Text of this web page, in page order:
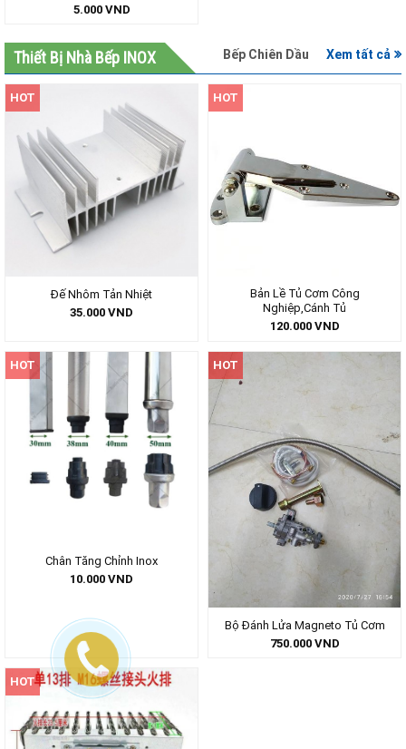
5.000 VND
Thiết Bị Nhà Bếp INOX Bếp Chiên Dầu Xem tất cả
HOT
Đế Nhôm Tản Nhiệt
35.000 VND
HOT
Bản Lề Tủ Cơm Công
Nghiệp,Cánh Tủ
120.000 VND
HOT
Chân Tăng Chỉnh Inox
10.000 VND
HOT
Bộ Đánh Lửa Magneto Tủ Cơm
750.000 VND
HOT